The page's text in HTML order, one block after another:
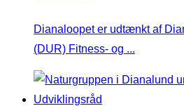
Dianaloopet er udtænkt af
(DUR) Fitness- og ...